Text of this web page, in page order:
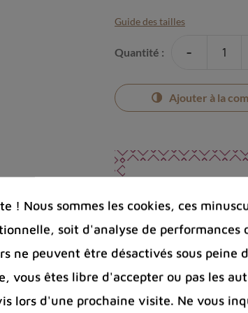
Guide des tailles
Quantité : -
Ajouter à la
Photos
Port offert
100 € pour
Entreprise
Bijoux
! Nous sommes les cookies, ces
soit d'analyse de performances
ne peuvent être désactivés sous peine
vous êtes libre d'accepter ou pas les
lors d'une prochaine visite. Ne vous